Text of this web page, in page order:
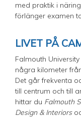
med praktik i
förlänger examen
LIVET PÅ
Falmouth
några kilometer
Det går frekventa
till centrum och till
hittar du Falmouth
Design & Interiors